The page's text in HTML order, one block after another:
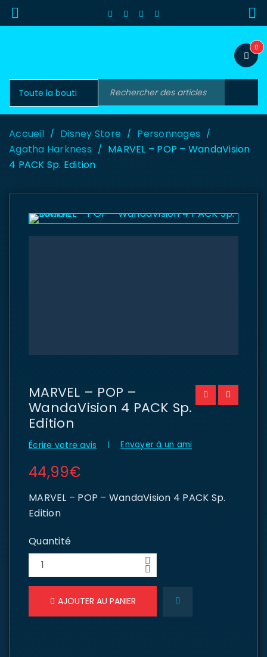
0
Accueil / Disney Store / Personnages /
Agatha Harkness / MARVEL – POP – WandaVision
4 PACK Sp. Edition
MARVEL – POP –
WandaVision 4 PACK Sp.
Edition
Écrire votre avis Envoyer à un ami
44,99€
MARVEL – POP – WandaVision 4 PACK Sp.
Edition
Quantité
AJOUTER AU PANIER